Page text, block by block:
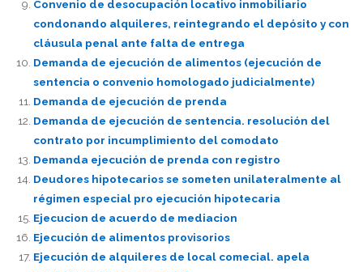
Convenio de desocupación locativo inmobiliario
condonando alquileres, reintegrando el depósito y con
cláusula penal ante falta de entrega
Demanda de ejecución de alimentos (ejecución de
sentencia o convenio homologado judicialmente)
Demanda de ejecución de prenda
Demanda de ejecución de sentencia. resolución del
contrato por incumplimiento del comodato
Demanda ejecución de prenda con registro
Deudores hipotecarios se someten unilateralmente al
régimen especial pro ejecución hipotecaria
Ejecucion de acuerdo de mediacion
Ejecución de alimentos provisorios
Ejecución de alquileres de local comecial. apela